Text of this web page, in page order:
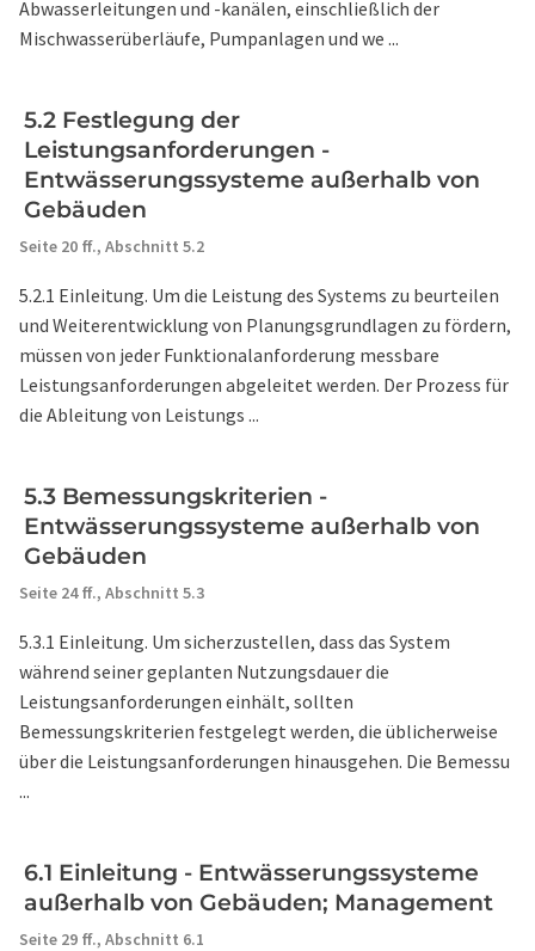
Abwasserleitungen und -kanälen, einschließlich der
Mischwasserüberläufe, Pumpanlagen und we ...
5.2 Festlegung der
Leistungsanforderungen -
Entwässerungssysteme außerhalb von
Gebäuden
Seite 20 ff., Abschnitt 5.2
5.2.1 Einleitung. Um die Leistung des Systems zu beurteilen
und Weiterentwicklung von Planungsgrundlagen zu fördern,
müssen von jeder Funktionalanforderung messbare
Leistungsanforderungen abgeleitet werden. Der Prozess für
die Ableitung von Leistungs ...
5.3 Bemessungskriterien -
Entwässerungssysteme außerhalb von
Gebäuden
Seite 24 ff., Abschnitt 5.3
5.3.1 Einleitung. Um sicherzustellen, dass das System
während seiner geplanten Nutzungsdauer die
Leistungsanforderungen einhält, sollten
Bemessungskriterien festgelegt werden, die üblicherweise
über die Leistungsanforderungen hinausgehen. Die Bemessu
...
6.1 Einleitung - Entwässerungssysteme
außerhalb von Gebäuden; Management
Seite 29 ff., Abschnitt 6.1